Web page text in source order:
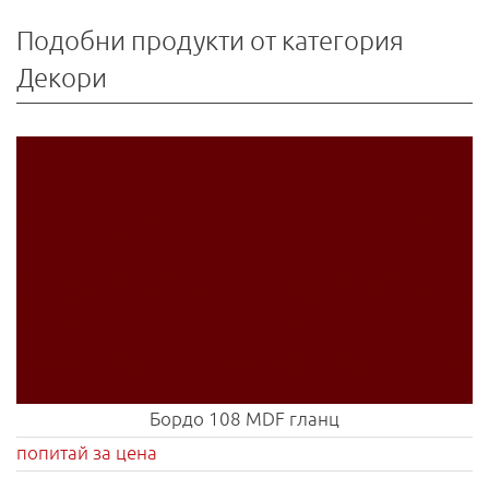
Подобни продукти от категория
Декори
Бордо 108 MDF гланц
попитай за цена